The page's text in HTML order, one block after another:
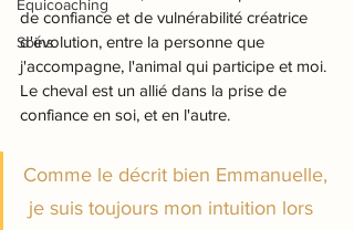
Equicoaching
Soins
de confiance et de vulnérabilité créatrice
d'évolution, entre la personne que
j'accompagne, l'animal qui participe et moi.
Le cheval est un allié dans la prise de
confiance en soi, et en l'autre.
Comme le décrit bien Emmanuelle,
je suis toujours mon intuition lors